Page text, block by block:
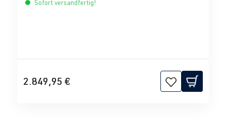
Sofort versandfertig!
2.849,95 €